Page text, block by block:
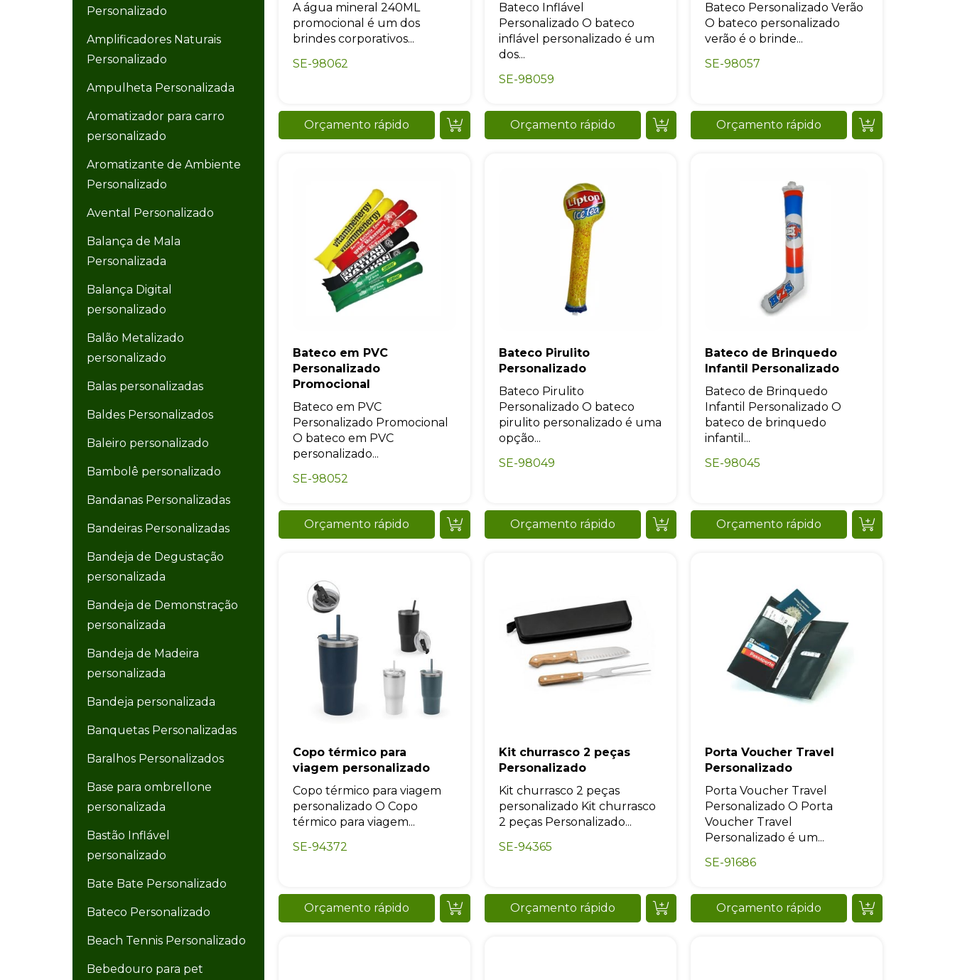
Personalizado
Amplificadores Naturais
Personalizado
Ampulheta Personalizada
Aromatizador para carro
personalizado
Aromatizante de Ambiente
Personalizado
Avental Personalizado
Balança de Mala
Personalizada
Balança Digital
personalizado
Balão Metalizado
personalizado
Balas personalizadas
Baldes Personalizados
Baleiro personalizado
Bambolê personalizado
Bandanas Personalizadas
Bandeiras Personalizadas
Bandeja de Degustação
personalizada
Bandeja de Demonstração
personalizada
Bandeja de Madeira
personalizada
Bandeja personalizada
Banquetas Personalizadas
Baralhos Personalizados
Base para ombrellone
personalizada
Bastão Inflável
personalizado
Bate Bate Personalizado
Bateco Personalizado
Beach Tennis Personalizado
Bebedouro para pet
A água mineral 240ML
promocional é um dos
brindes corporativos...
SE-98062
Orçamento rápido
Bateco Inflável
Personalizado O bateco
inflável personalizado é um
dos...
SE-98059
Orçamento rápido
Bateco Personalizado Verão
O bateco personalizado
verão é o brinde...
SE-98057
Orçamento rápido
Bateco em PVC
Personalizado
Promocional
Bateco em PVC
Personalizado Promocional
O bateco em PVC
personalizado...
SE-98052
Orçamento rápido
Bateco Pirulito
Personalizado
Bateco Pirulito
Personalizado O bateco
pirulito personalizado é uma
opção...
SE-98049
Orçamento rápido
Bateco de Brinquedo
Infantil Personalizado
Bateco de Brinquedo
Infantil Personalizado O
bateco de brinquedo
infantil...
SE-98045
Orçamento rápido
Copo térmico para
viagem personalizado
Copo térmico para viagem
personalizado O Copo
térmico para viagem...
SE-94372
Orçamento rápido
Kit churrasco 2 peças
Personalizado
Kit churrasco 2 peças
personalizado Kit churrasco
2 peças Personalizado...
SE-94365
Orçamento rápido
Porta Voucher Travel
Personalizado
Porta Voucher Travel
Personalizado O Porta
Voucher Travel
Personalizado é um...
SE-91686
Orçamento rápido
+55
privacidade, utilizaremos seus dados apenas para fins de
marketing. Você pode alterar suas preferências a qualquer
momento.